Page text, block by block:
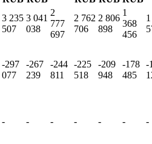
3 235
507
3 041
038
2
777
697
2 762
706
2 806
898
1
368
456
-297
077
-267
239
-244
811
-225
518
-209
948
-178
485
-
- - - - - - -